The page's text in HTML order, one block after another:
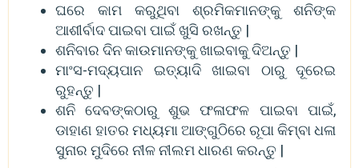
ଘରେ କାମ କରୁଥିବା ଶ୍ରମିକମାନଙ୍କୁ ଶନିଙ୍କ
ଆଶୀର୍ବାଦ ପାଇବା ପାଇଁ ଖୁସି ରଖନ୍ତୁ |
ଶନିବାର ଦିନ କାଉମାନଙ୍କୁ ଖାଇବାକୁ ଦିଅନ୍ତୁ |
ମାଂସ-ମଦ୍ୟପାନ ଇତ୍ୟାଦି ଖାଇବା ଠାରୁ ଦୂରେଇ
ରୁହନ୍ତୁ |
ଶନି ଦେବଙ୍କଠାରୁ ଶୁଭ ଫଳାଫଳ ପାଇବା ପାଇଁ,
ଡାହାଣ ହାତର ମଧ୍ୟମା ଆଙ୍ଗୁଠିରେ ରୂପା କିମ୍ବା ଧଳା
ସୁନାର ମୁଦିରେ ନୀଳ ନୀଲମ ଧାରଣ କରନ୍ତୁ |